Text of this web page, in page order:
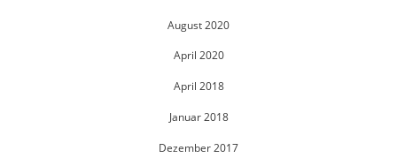
August 2020
April 2020
April 2018
Januar 2018
Dezember 2017